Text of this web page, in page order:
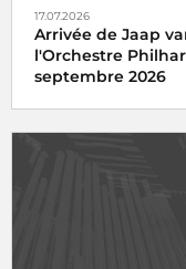
17.07.2026
Arrivée de Jaap
l'Orchestre
septembre 2026